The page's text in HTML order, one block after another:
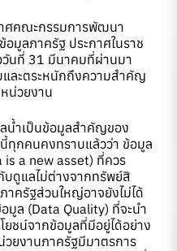
ศคณะกรรมการพัฒนา
มูลภาครัฐ ประกาศในราช
วันที่ 31 มีนาคมที่ผ่านมา
และตระหนักถึงความสำคัญ
น่วยงาน
น้ำเป็นข้อมูลสำคัญของ
ทุกคนคงทราบแล้วว่า ข้อมูล
is a new asset) ที่ควร
ดูแลไม่ต่างจากทรัพย์สิ
ครัฐส่วนใหญ่อาจยังไม่ได้
ล (Data Quality) ที่จะนำ
ยชน์จากข้อมูลที่มีอยู่ได้อย่าง
ยงานภาครัฐมีมาตรการ